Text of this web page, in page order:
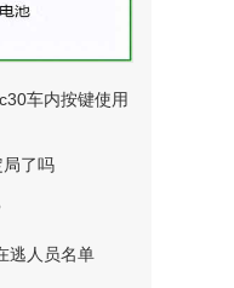
车内按键使用
了吗
逃人员名单